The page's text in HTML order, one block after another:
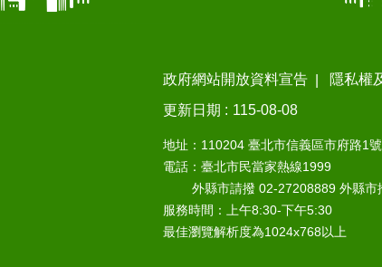
政府網站開放資料宣告
隱私權
更新日期
115-08-08
地址：110204 臺北市信義區市府路1號
電話：臺北市民當家熱線1999
外縣市請撥 02-27208889 外縣市
服務時間：上午8:30-下午5:30
最佳瀏覽解析度為1024x768以上